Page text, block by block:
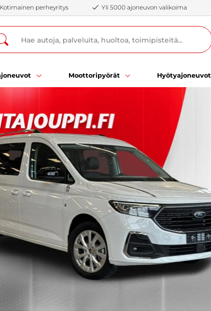
Kotimainen perheyritys Yli 5000 ajoneuvon valikoima
Moottoripyörät Hyötyajoneuvot